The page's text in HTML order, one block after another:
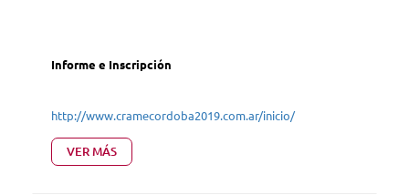
Informe e Inscripción
http://www.cramecordoba2019.com.ar/inicio/
VER MÁS